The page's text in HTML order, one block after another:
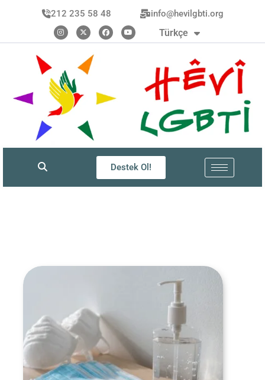
212 235 58 48 info@hevilgbti.org
Türkçe
العربية
فارسی
Destek Ol!